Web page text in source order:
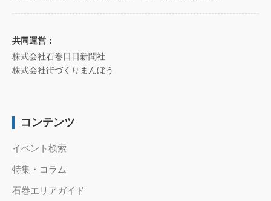
共同運営：
株式会社石巻日日新聞社
株式会社街づくりまんぼう
コンテンツ
イベント検索
特集・コラム
石巻エリアガイド